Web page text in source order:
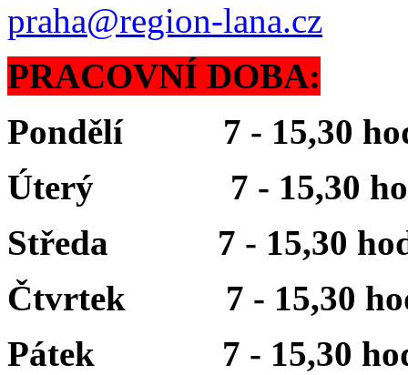
praha@region-lana.cz
PRACOVNÍ DOBA:
Pondělí 7 - 15,30
Úterý 7 - 15,30
Středa 7 - 15,30
Čtvrtek 7 - 15,30
Pátek 7 - 15,30